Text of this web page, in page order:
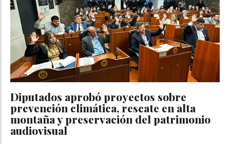
Diputados aprobó proyectos sobre
prevención climática, rescate en alta
montaña y preservación del patrimonio
audiovisual